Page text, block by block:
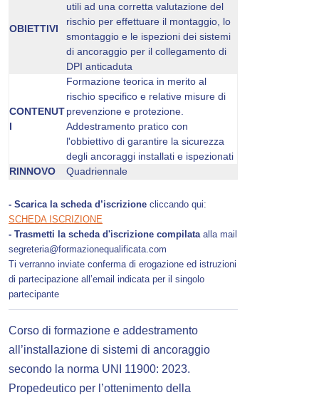
OBIETTIVI
utili ad una corretta valutazione del
rischio per effettuare il montaggio, lo
smontaggio e le ispezioni dei sistemi
di ancoraggio per il collegamento di
DPI anticaduta
CONTENUT
I
Formazione teorica in merito al
rischio specifico e relative misure di
prevenzione e protezione.
Addestramento pratico con
l'obbiettivo di garantire la sicurezza
degli ancoraggi installati e ispezionati
RINNOVO
Quadriennale
- Scarica la scheda d’iscrizione cliccando qui:
SCHEDA ISCRIZIONE
- Trasmetti la scheda d'iscrizione compilataalla mail
segreteria@formazionequalificata.com
Ti verranno inviate conferma di erogazione ed istruzioni
di partecipazione all’email indicata per il singolo
partecipante
Corso di formazione e addestramento
all’installazione di sistemi di ancoraggio
secondo la norma UNI 11900: 2023.
Propedeutico per l’ottenimento della